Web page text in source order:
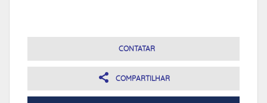
CONTATAR
COMPARTILHAR